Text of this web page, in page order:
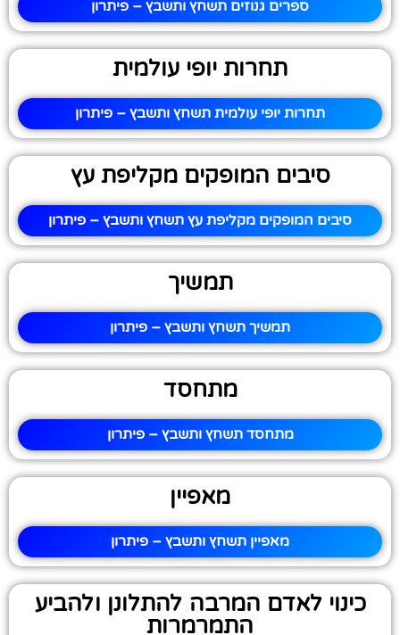
ספרים גנוזים תשחץ ותשבץ – פיתרון
תחרות יופי עולמית
תחרות יופי עולמית תשחץ ותשבץ – פיתרון
סיבים המופקים מקליפת עץ
סיבים המופקים מקליפת עץ תשחץ ותשבץ – פיתרון
תמשיך
תמשיך תשחץ ותשבץ – פיתרון
מתחסד
מתחסד תשחץ ותשבץ – פיתרון
מאפיין
מאפיין תשחץ ותשבץ – פיתרון
כינוי לאדם המרבה להתלונן ולהביע
התמרמרות